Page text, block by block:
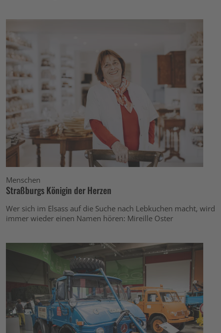
Menschen
Straßburgs Königin der Herzen
Wer sich im Elsass auf die Suche nach Lebkuchen macht, wird
immer wieder einen Namen hören: Mireille Oster